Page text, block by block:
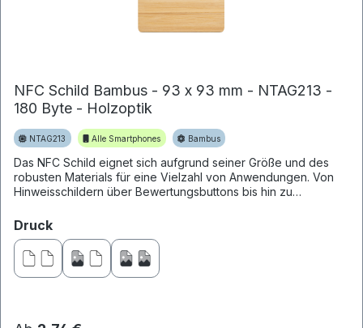
NFC Schild Bambus - 93 x 93 mm - NTAG213 -
180 Byte - Holzoptik
NTAG213 Alle Smartphones Bambus
Das NFC Schild eignet sich aufgrund seiner Größe und des
robusten Materials für eine Vielzahl von Anwendungen. Von
Hinweisschildern über Bewertungsbuttons bis hin zu
Druckauswählen